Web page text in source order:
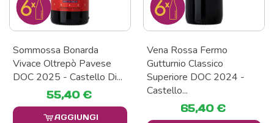
Sommossa Bonarda
Vivace Oltrepò Pavese
DOC 2025 - Castello Di...
55,40 €
AGGIUNGI
Vena Rossa Fermo
Gutturnio Classico
Superiore DOC 2024 -
Castello...
65,40 €